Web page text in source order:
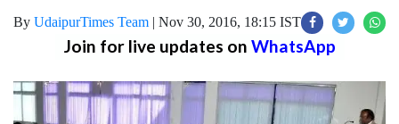
By UdaipurTimes Team | Nov 30, 2016, 18:15 IST
Join for live updates on WhatsApp